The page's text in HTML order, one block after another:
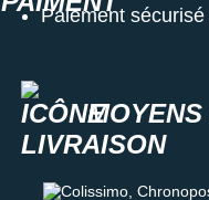
Robuste et pensée pour
Écran AMOLED
Dimensions : 4.56 x
Paiement
Colissimo,